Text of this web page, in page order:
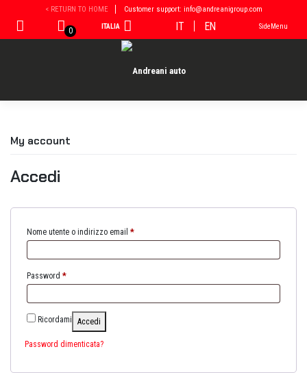
contenuto
< RETURN TO HOME Customer support: info@andreanigroup.com
0 ITALIA IT EN SideMenu
My account
Accedi
Nome utente o indirizzo email *
Password *
Ricordami Accedi
Password dimenticata?